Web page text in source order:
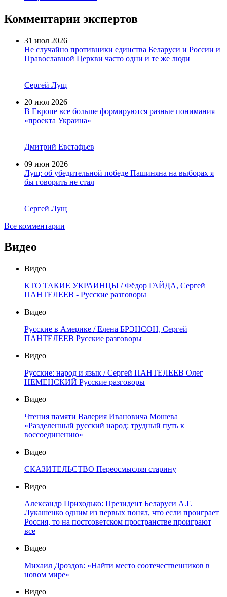
А.Петрович: почти в каждом молдавском
городе и селе есть обелиски в память о
павших в годы войны
В Литве мужчина осужден на 8 месяцев
ограничения свободы за публикацию в
социальной сети
Комментарии экспертов
31 июл 2026
Не случайно противники единства Беларуси и России и
Православной Церкви часто одни и те же люди
Сергей Лущ
20 июл 2026
«проекта Украина»
Дмитрий Евстафьев
09 июн 2026
Лущ: об убедительной победе Пашиняна на выборах я
бы говорить не стал
Сергей Лущ
Все комментарии
Видео
ПАНТЕЛЕЕВ - Русские разговоры
Видео
Русские в Америке / Елена БРЭНСОН, Сергей
НЕМЕНСКИЙ Русские разговоры
Видео
«Разделенный русский народ: трудный путь к
Видео
СКАЗИТЕЛЬСТВО Переосмысляя старину